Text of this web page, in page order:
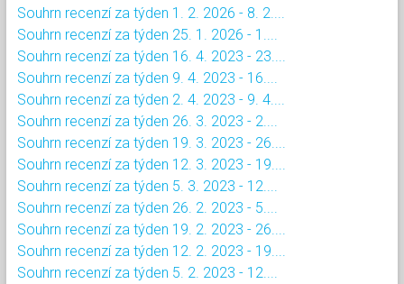
Souhrn recenzí za týden 1. 2. 2026 - 8. 2....
Souhrn recenzí za týden 25. 1. 2026 - 1....
Souhrn recenzí za týden 16. 4. 2023 - 23....
Souhrn recenzí za týden 9. 4. 2023 - 16....
Souhrn recenzí za týden 2. 4. 2023 - 9. 4....
Souhrn recenzí za týden 26. 3. 2023 - 2....
Souhrn recenzí za týden 19. 3. 2023 - 26....
Souhrn recenzí za týden 12. 3. 2023 - 19....
Souhrn recenzí za týden 5. 3. 2023 - 12....
Souhrn recenzí za týden 26. 2. 2023 - 5....
Souhrn recenzí za týden 19. 2. 2023 - 26....
Souhrn recenzí za týden 12. 2. 2023 - 19....
Souhrn recenzí za týden 5. 2. 2023 - 12....